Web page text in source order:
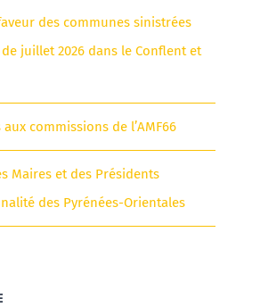
des communes sinistrées
juillet 2026 dans le Conflent et
commissions de l’AMF66
Maires et des Présidents
des Pyrénées-Orientales